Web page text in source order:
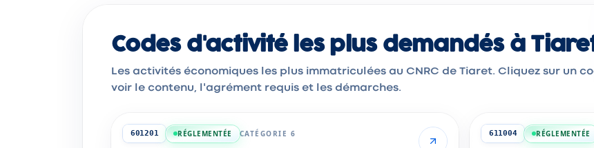
Codes d'activité les plus demandés à
Les activités économiques les plus immatriculées au CNRC de Tiaret. Cliquez sur un
voir le contenu, l'agrément requis et les démarches.
601201 RÉGLEMENTÉE CATÉGORIE 6 611004 RÉGLEMENTÉE